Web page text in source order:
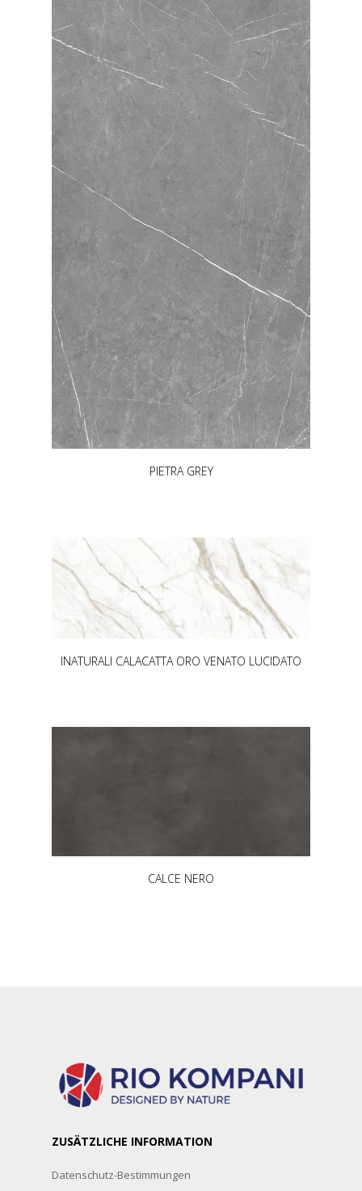
PIETRA GREY
INATURALI CALACATTA ORO VENATO LUCIDATO
CALCE NERO
ZUSÄTZLICHE INFORMATION
Datenschutz-Bestimmungen